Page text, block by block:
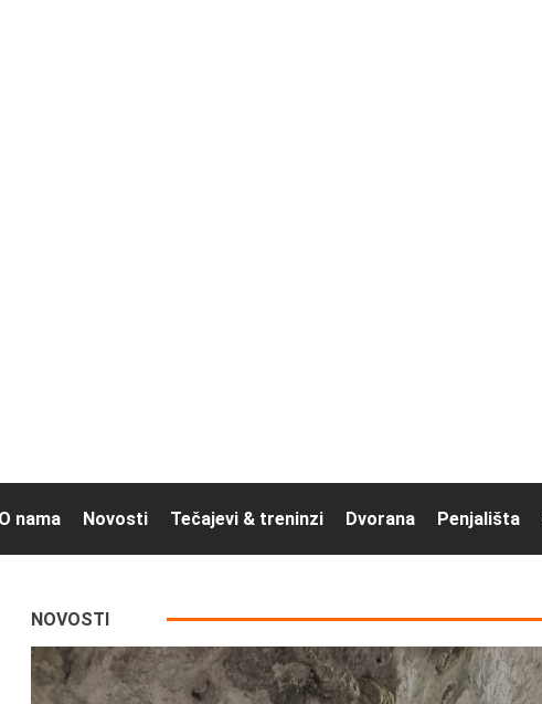
nama Novosti Tečajevi & treninzi Dvorana Penjališta
NOVOSTI